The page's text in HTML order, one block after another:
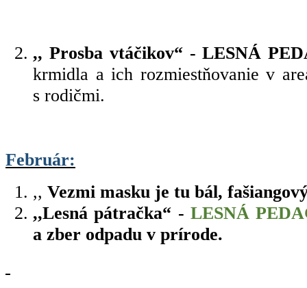
,, Prosba vtáčikov“ - LESNÁ
krmidla a ich rozmiestňovanie v
s rodičmi.
Február:
,, Vezmi masku je tu bál,
,,Lesná pátračka“ - LESNÁ
a zber odpadu v prírode.